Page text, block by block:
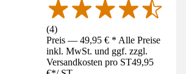
(4)
Preis — 49,95 € * Alle Preise
inkl. MwSt. und ggf. zzgl.
Versandkosten pro ST49,95